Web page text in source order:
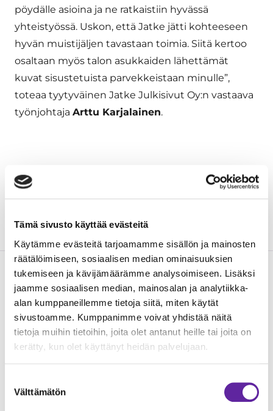
Tämä sivusto käyttää evästeitä
Käytämme evästeitä tarjoamamme sisällön ja mainosten
räätälöimiseen, sosiaalisen median ominaisuuksien
tukemiseen ja kävijämäärämme analysoimiseen. Lisäksi
jaamme sosiaalisen median, mainosalan ja analytiikka-
alan kumppaneillemme tietoja siitä, miten käytät
sivustoamme. Kumppanimme voivat yhdistää näitä
tietoja muihin tietoihin, joita olet antanut heille tai joita on
kerätty, kun olet käyttänyt heidän palvelujaan.
valinta
Välttämätön
pöydälle asioina ja ne ratkaistiin hyvässä
yhteistyössä. Uskon, että Jatke jätti kohteeseen
hyvän muistijäljen tavastaan toimia. Siitä kertoo
osaltaan myös talon asukkaiden lähettämät
kuvat sisustetuista parvekkeistaan minulle”,
toteaa tyytyväinen Jatke Julkisivut Oy:n vastaava
työnjohtaja Arttu Karjalainen.
arttu.karjalainen@jatke.fi
Lue seuraavaksi